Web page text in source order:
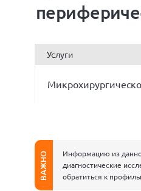
Услуги
ВАЖНО
Информацию из
диагностические
обратиться к